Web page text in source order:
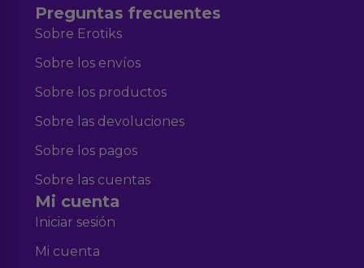
Preguntas frecuentes
Sobre Erotiks
Sobre los envíos
Sobre los productos
Sobre las devoluciones
Sobre los pagos
Sobre las cuentas
Mi cuenta
Iniciar sesión
Mi cuenta